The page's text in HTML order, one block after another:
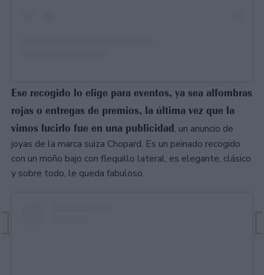
Ese recogido lo elige para eventos, ya sea alfombras
rojas o entregas de premios, la última vez que la
vimos lucirlo fue en una publicidad, un anuncio de
joyas de la marca suiza Chopard. Es un peinado recogido
con un moño bajo con flequillo lateral, es elegante, clásico
y sobre todo, le queda fabuloso.